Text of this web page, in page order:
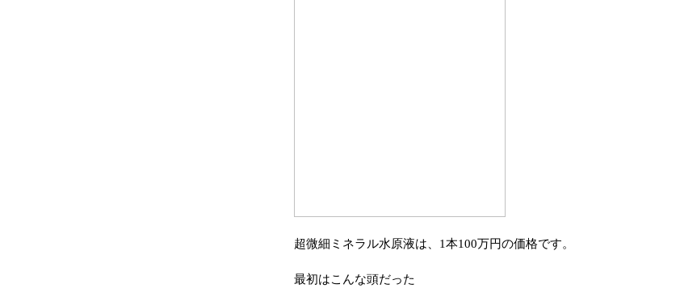
超微細ミネラル水原液は、1本100万円の価格です。
最初はこんな頭だった